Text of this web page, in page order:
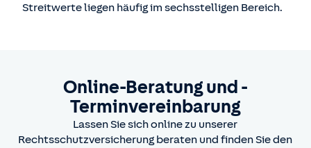
Streitwerte liegen häufig im sechsstelligen Bereich.
Online-Beratung und -
Terminvereinbarung
Lassen Sie sich online zu unserer
Rechtsschutzversicherung beraten und finden Sie den